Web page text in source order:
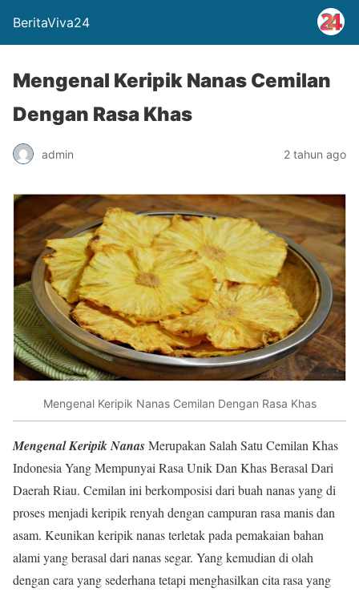
BeritaViva24
Mengenal Keripik Nanas Cemilan
Dengan Rasa Khas
admin 2 tahun ago
Mengenal Keripik Nanas Cemilan Dengan Rasa Khas
Mengenal Keripik NanasMerupakan Salah Satu Cemilan Khas
Indonesia Yang Mempunyai Rasa Unik Dan Khas Berasal Dari
Daerah Riau. Cemilan ini berkomposisi dari buah nanas yang di
proses menjadi keripik renyah dengan campuran rasa manis dan
asam. Keunikan keripik nanas terletak pada pemakaian bahan
alami yang berasal dari nanas segar. Yang kemudian di olah
dengan cara yang sederhana tetapi menghasilkan cita rasa yang